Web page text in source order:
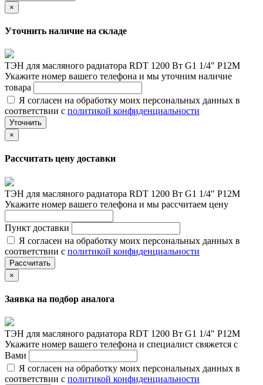
×
Уточнить наличие на складе
ТЭН для масляного радиатора RDT 1200 Вт G1 1/4" Р12М
Укажите номер вашего телефона и мы уточним наличие
товара
Я согласен на обработку моих персональных данных в
соответствии с политикой конфиденциальности
Уточнить
×
Рассчитать цену доставки
ТЭН для масляного радиатора RDT 1200 Вт G1 1/4" Р12М
Укажите номер вашего телефона и мы рассчитаем цену
Пункт доставки
Я согласен на обработку моих персональных данных в
соответствии с политикой конфиденциальности
Рассчитать
×
Заявка на подбор аналога
ТЭН для масляного радиатора RDT 1200 Вт G1 1/4" Р12М
Укажите номер вашего телефона и специалист свяжется с
Вами
Я согласен на обработку моих персональных данных в
соответствии с политикой конфиденциальности